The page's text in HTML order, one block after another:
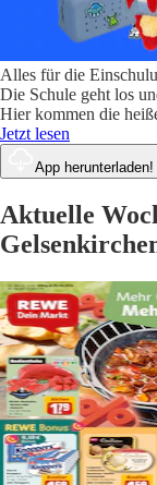
Alles für die
Die Schule geht los
Hier kommen die
Jetzt lesen
App herunterladen!
Aktuelle